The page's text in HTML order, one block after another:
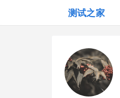
测试之家